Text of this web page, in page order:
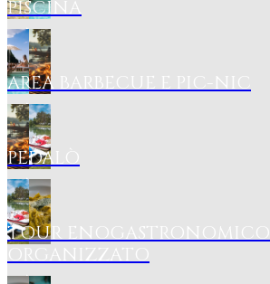
PISCINA
AREA BARBECUE E PIC-NIC
PEDALÒ
TOUR ENOGASTRONOMICO
ORGANIZZATO